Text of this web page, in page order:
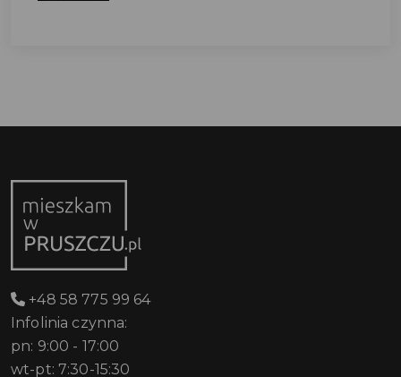
+48 58 775 99 64
Infolinia czynna:
pn: 9:00 - 17:00
wt-pt: 7:30-15:30